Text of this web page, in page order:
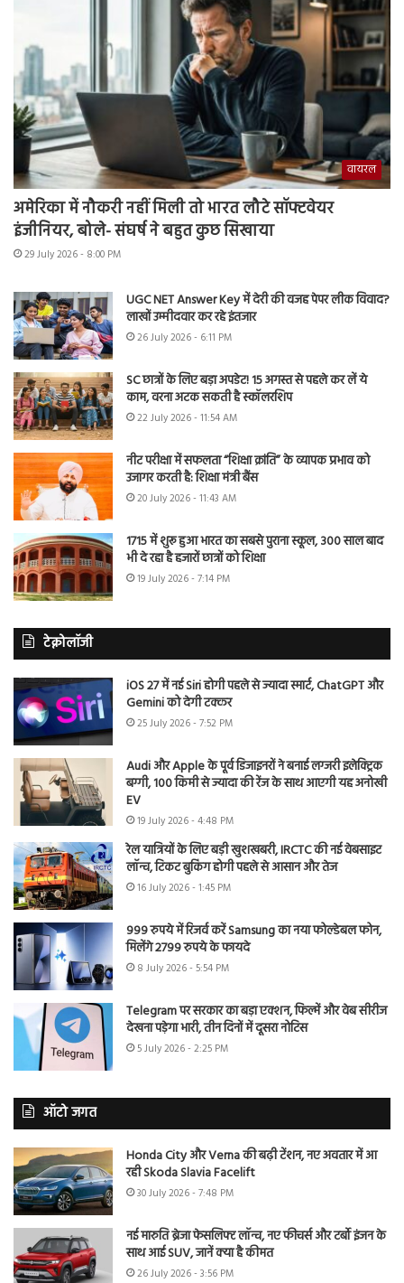
वायरल
अमेरिका में नौकरी नहीं मिली तो भारत लौटे सॉफ्टवेयर
इंजीनियर, बोले- संघर्ष ने बहुत कुछ सिखाया
29 July 2026 - 8:00 PM
UGC NET Answer Key में देरी की वजह पेपर लीक विवाद?
लाखों उम्मीदवार कर रहे इंतजार
26 July 2026 - 6:11 PM
SC छात्रों के लिए बड़ा अपडेट! 15 अगस्त से पहले कर लें ये
काम, वरना अटक सकती है स्कॉलरशिप
22 July 2026 - 11:54 AM
नीट परीक्षा में सफलता “शिक्षा क्रांति” के व्यापक प्रभाव को
उजागर करती है: शिक्षा मंत्री बैंस
20 July 2026 - 11:43 AM
1715 में शुरू हुआ भारत का सबसे पुराना स्कूल, 300 साल बाद
भी दे रहा है हजारों छात्रों को शिक्षा
19 July 2026 - 7:14 PM
टेक्नोलॉजी
iOS 27 में नई Siri होगी पहले से ज्यादा स्मार्ट, ChatGPT और
Gemini को देगी टक्कर
25 July 2026 - 7:52 PM
Audi और Apple के पूर्व डिजाइनरों ने बनाई लग्जरी इलेक्ट्रिक
बग्गी, 100 किमी से ज्यादा की रेंज के साथ आएगी यह अनोखी
EV
19 July 2026 - 4:48 PM
रेल यात्रियों के लिए बड़ी खुशखबरी, IRCTC की नई वेबसाइट
लॉन्च, टिकट बुकिंग होगी पहले से आसान और तेज
16 July 2026 - 1:45 PM
999 रुपये में रिजर्व करें Samsung का नया फोल्डेबल फोन,
मिलेंगे 2799 रुपये के फायदे
8 July 2026 - 5:54 PM
Telegram पर सरकार का बड़ा एक्शन, फिल्में और वेब सीरीज
देखना पड़ेगा भारी, तीन दिनों में दूसरा नोटिस
5 July 2026 - 2:25 PM
ऑटो जगत
Honda City और Verna की बढ़ी टेंशन, नए अवतार में आ
रही Skoda Slavia Facelift
30 July 2026 - 7:48 PM
नई मारुति ब्रेजा फेसलिफ्ट लॉन्च, नए फीचर्स और टर्बो इंजन के
साथ आई SUV, जानें क्या है कीमत
26 July 2026 - 3:56 PM